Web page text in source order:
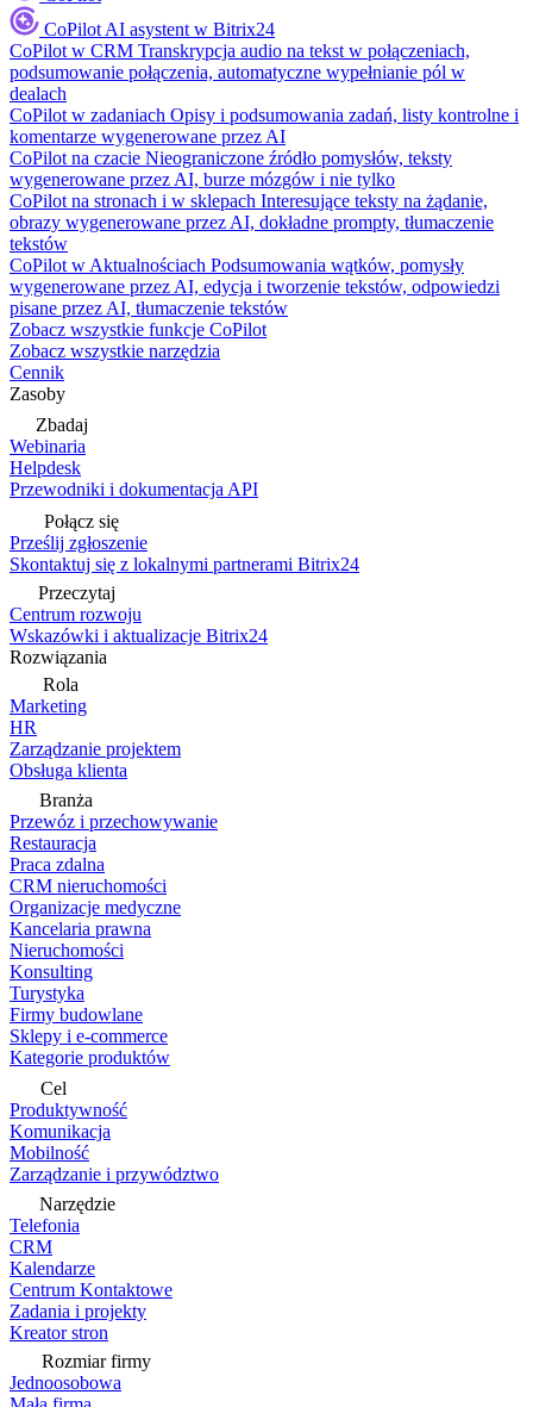
CoPilot AI asystent w Bitrix24
CoPilot w CRM Transkrypcja audio na tekst w połączeniach,
podsumowanie połączenia, automatyczne wypełnianie pól w
dealach
CoPilot w zadaniach Opisy i podsumowania zadań, listy kontrolne i
komentarze wygenerowane przez AI
CoPilot na czacie Nieograniczone źródło pomysłów, teksty
wygenerowane przez AI, burze mózgów i nie tylko
CoPilot na stronach i w sklepach Interesujące teksty na żądanie,
obrazy wygenerowane przez AI, dokładne prompty, tłumaczenie
tekstów
CoPilot w Aktualnościach Podsumowania wątków, pomysły
wygenerowane przez AI, edycja i tworzenie tekstów, odpowiedzi
pisane przez AI, tłumaczenie tekstów
Zobacz wszystkie funkcje CoPilot
Zobacz wszystkie narzędzia
Cennik
Zasoby
Zbadaj
Webinaria
Helpdesk
Przewodniki i dokumentacja API
Połącz się
Prześlij zgłoszenie
Skontaktuj się z lokalnymi partnerami Bitrix24
Przeczytaj
Centrum rozwoju
Wskazówki i aktualizacje Bitrix24
Rozwiązania
Rola
Marketing
HR
Zarządzanie projektem
Obsługa klienta
Branża
Przewóz i przechowywanie
Restauracja
Praca zdalna
CRM nieruchomości
Organizacje medyczne
Kancelaria prawna
Nieruchomości
Konsulting
Turystyka
Firmy budowlane
Sklepy i e-commerce
Kategorie produktów
Cel
Produktywność
Komunikacja
Mobilność
Zarządzanie i przywództwo
Narzędzie
Telefonia
CRM
Kalendarze
Centrum Kontaktowe
Zadania i projekty
Kreator stron
Rozmiar firmy
Jednoosobowa